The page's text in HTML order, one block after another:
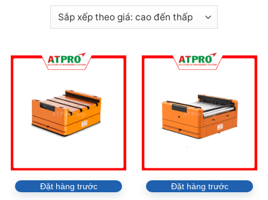
Đặt hàng trước Đặt hàng trước